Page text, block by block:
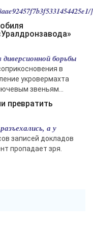
борьбы
в
укровермахта
звеньям...
а у
записей докладов
пропадает зря.